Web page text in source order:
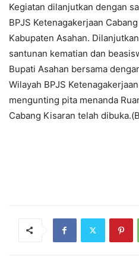
Kegiatan dilanjutkan dengan
BPJS Ketenagakerjaan
Kabupaten Asahan.
santunan kematian dan
Bupati Asahan bersama
Wilayah BPJS
mengunting pita menanda
Cabang Kisaran telah